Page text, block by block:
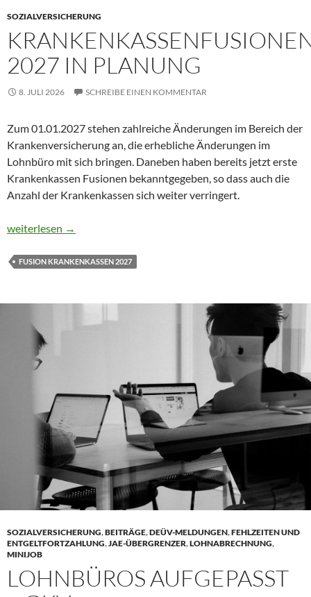
SOZIALVERSICHERUNG
2027 IN PLANUNG
8. JULI 2026 SCHREIBE EINEN KOMMENTAR
Zum 01.01.2027 stehen zahlreiche Änderungen im Bereich der
Krankenversicherung an, die erhebliche Änderungen im
Lohnbüro mit sich bringen. Daneben haben bereits jetzt erste
Krankenkassen Fusionen bekanntgegeben, so dass auch die
Anzahl der Krankenkassen sich weiter verringert.
Krankenkassenfusionen 2027 in Planung
weiterlesen →
FUSION KRANKENKASSEN 2027
SOZIALVERSICHERUNG,BEITRÄGE,DEÜV-MELDUNGEN,FEHLZEITEN UND
ENTGELTFORTZAHLUNG,JAE-ÜBERGRENZER,LOHNABRECHNUNG,
MINIJOB
LOHNBÜROS AUFGEPASST